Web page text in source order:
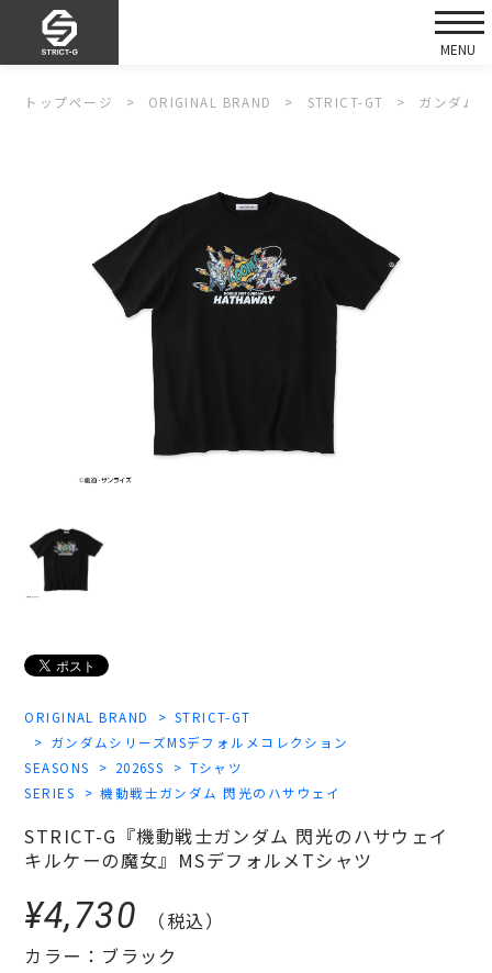
トップページ ORIGINAL BRAND STRICT-GT ガンダム
ORIGINAL BRAND
STRICT-GT
ガンダムシリーズMSデフォルメコレクション
SEASONS
2026SS
Tシャツ
SERIES
機動戦士ガンダム 閃光のハサウェイ
STRICT-G『機動戦士ガンダム 閃光のハサウェイ
キルケーの魔女』MSデフォルメTシャツ
¥4,730
（税込）
カラー：ブラック